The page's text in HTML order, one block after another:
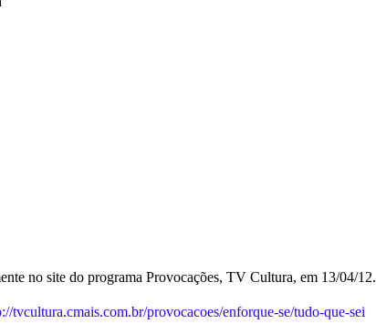
no site do programa Provocações, TV Cultura, em 13/04/12.
tvcultura.cmais.com.br/provocacoes/enforque-se/tudo-que-sei